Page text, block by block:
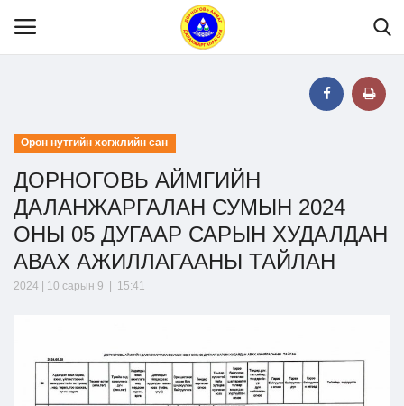
Танилцуулга
МЭДЭЭЛЭЛ
Хууль эрх зүй
Тендер
Орон нутгийн хөгжлийн сан
ДОРНОГОВЬ АЙМГИЙН
ДАЛАНЖАРГАЛАН СУМЫН 2024
ОНЫ 05 ДУГААР САРЫН ХУДАЛДАН
АВАХ АЖИЛЛАГААНЫ ТАЙЛАН
2024 | 10 сарын 9 | 15:41